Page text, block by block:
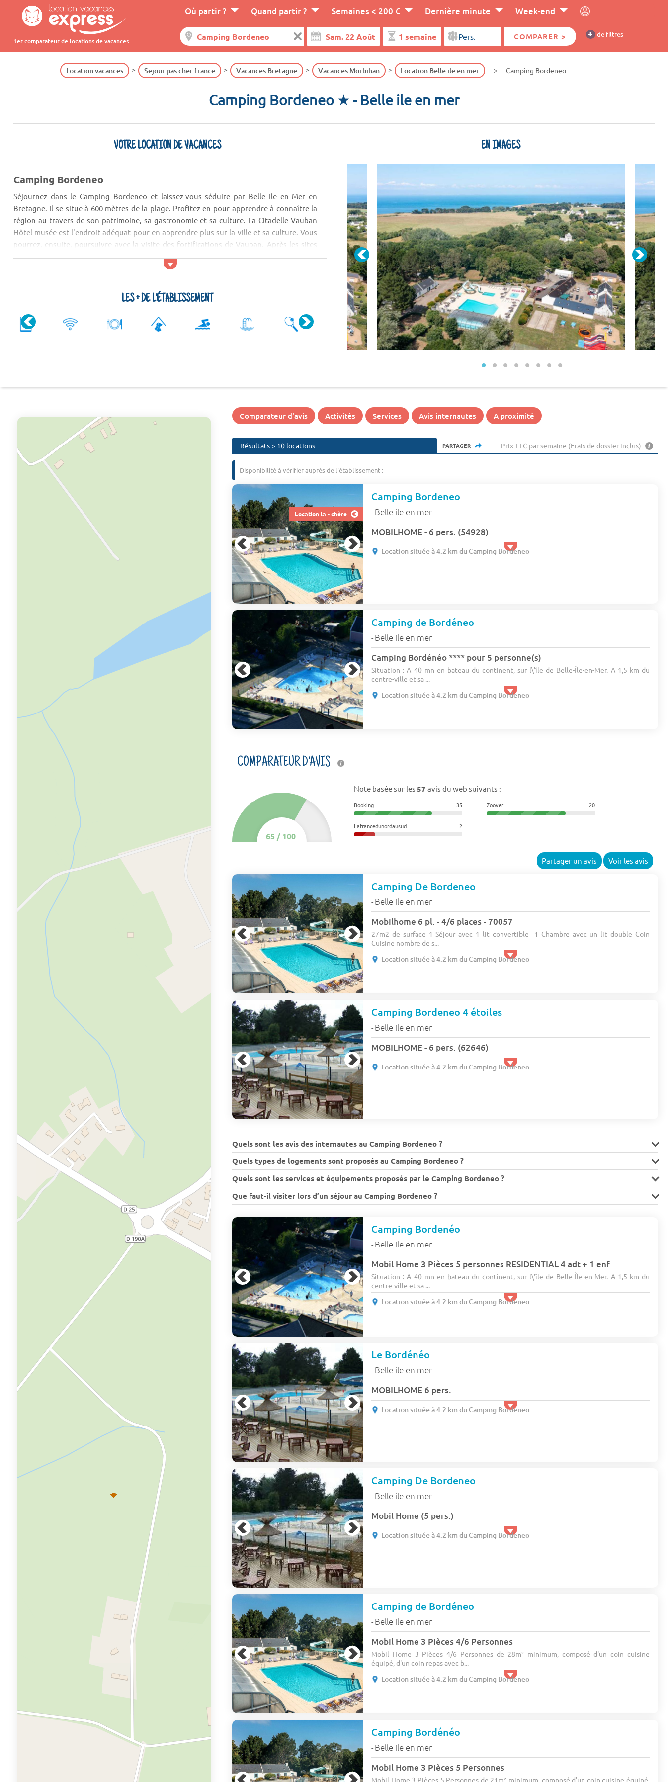
1er comparateur de locations de vacances
Où partir ? Quand partir ? Semaines < 200 € Dernière minute Week-end
COMPARER > + de filtres
Location vacances Sejour pas cher france Vacances Bretagne Vacances Morbihan Location Belle ile en mer Camping Bordeneo
Camping Bordeneo ★- Belle ile en mer
VOTRE LOCATION DE VACANCES
Camping Bordeneo
Séjournez dans le Camping Bordeneo et laissez-vous séduire par Belle Ile en Mer en
Bretagne. Il se situe à 600 mètres de la plage. Profitez-en pour apprendre à connaître la
région au travers de son patrimoine, sa gastronomie et sa culture. La Citadelle Vauban
Hôtel-musée est l'endroit adéquat pour en apprendre plus sur la ville et sa culture. Vous
pourrez, ensuite, poursuivre avec la visite des fortifications de Vauban. Après les sites
culturels, allez voir les sit...
LES + DE L'ÉTABLISSEMENT
EN IMAGES
Comparateur d'avis Activités Services Avis internautes A proximité
Résultats > 10 locations PARTAGER Prix TTC par semaine (Frais de dossier inclus)
Disponibilité à vérifier auprès de l'établissement :
Location la - chère
Camping Bordeneo
- Belle ile en mer
MOBILHOME - 6 pers. (54928)
Location située à 4.2 km du Camping Bordeneo
Camping de Bordéneo
- Belle ile en mer
Camping Bordénéo **** pour 5 personne(s)
Situation : A 40 mn en bateau du continent, sur l\'île de Belle-Île-en-Mer. A 1,5 km du
centre-ville et sa ...
Location située à 4.2 km du Camping Bordeneo
COMPARATEUR D'AVIS
65 /100
Note basée sur les 57 avis du web suivants :
Booking 35 Zoover 20
Lafrancedunordausud 2
Partager un avis Voir les avis
Camping De Bordeneo
- Belle ile en mer
Mobilhome 6 pl. - 4/6 places - 70057
27m2 de surface 1 Séjour avec 1 lit convertible 1 Chambre avec un lit double Coin
Cuisine nombre de s...
Location située à 4.2 km du Camping Bordeneo
Camping Bordeneo 4 étoiles
- Belle ile en mer
MOBILHOME - 6 pers. (62646)
Location située à 4.2 km du Camping Bordeneo
Quels sont les avis des internautes au Camping Bordeneo ?
Quels types de logements sont proposés au Camping Bordeneo ?
Quels sont les services et équipements proposés par le Camping Bordeneo ?
Que faut-il visiter lors d’un séjour au Camping Bordeneo ?
Camping Bordenéo
- Belle ile en mer
Mobil Home 3 Pièces 5 personnes RESIDENTIAL 4 adt + 1 enf
Situation : A 40 mn en bateau du continent, sur l\'île de Belle-Île-en-Mer. A 1,5 km du
centre-ville et sa ...
Location située à 4.2 km du Camping Bordeneo
Le Bordénéo
- Belle ile en mer
MOBILHOME 6 pers.
Location située à 4.2 km du Camping Bordeneo
Camping De Bordeneo
- Belle ile en mer
Mobil Home (5 pers.)
Location située à 4.2 km du Camping Bordeneo
Camping de Bordéneo
- Belle ile en mer
Mobil Home 3 Pièces 4/6 Personnes
Mobil Home 3 Pièces 4/6 Personnes de 28m² minimum, composé d'un coin cuisine
équipé, d'un coin repas avec b...
Location située à 4.2 km du Camping Bordeneo
Camping Bordénéo
- Belle ile en mer
Mobil Home 3 Pièces 5 Personnes
Mobil Home 3 Pièces 5 Personnes de 21m² minimum, composé d'un coin cuisine équipé,